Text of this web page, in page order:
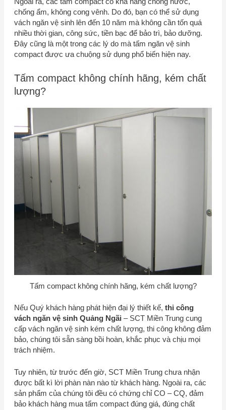
chống ẩm, không cong vênh. Do đó, bạn có thể sử dụng
vách ngăn vệ sinh lên đến 10 năm mà không cần tốn quá
nhiều thời gian, công sức, tiền bạc để bảo trì, bảo dưỡng.
Đây cũng là một trong các lý do mà tấm ngăn vệ sinh
compact được ưa chuộng sử dụng phổ biến hiện nay.
Tấm compact không chính hãng, kém chất
lượng?
Tấm compact không chính hãng, kém chất lượng?
Nếu Quý khách hàng phát hiện đại lý thiết kế, thi công
vách ngăn vệ sinh Quảng Ngãi – SCT Miền Trungcung
cấp vách ngăn vệ sinh kém chất lượng, thi công không đảm
bảo, chúng tôi sẵn sàng bồi hoàn, khắc phục và chịu mọi
trách nhiệm.
Tuy nhiên, từ trước đến giờ, SCT Miền Trungchưa nhận
được bất kì lời phàn nàn nào từ khách hàng. Ngoài ra, các
sản phẩm của chúng tôi đều có chứng chỉ CO – CQ, đảm
bảo khách hàng mua tấm compact đúng giá, đúng chất